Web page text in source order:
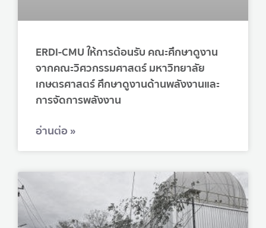
ERDI-CMU ให้การต้อนรับ คณะศึกษาดูงาน
จากคณะวิศวกรรมศาสตร์ มหาวิทยาลัย
เกษตรศาสตร์ ศึกษาดูงานด้านพลังงานและ
การจัดการพลังงาน
อ่านต่อ »